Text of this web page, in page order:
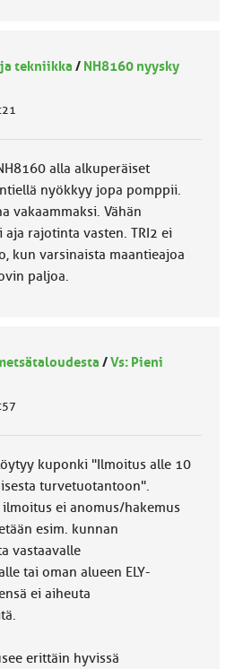
tekniikka / NH8160 nyysky
alla alkuperäiset
nyökkyy jopa pomppii.
vakaammaksi. Vähän
aja rajotinta vasten. TRI2 ei
kun varsinaista maantieajoa
paljoa.
/Vs: Pieni
kuponki "Ilmoitus alle 10
turvetuotantoon".
ilmoitus ei anomus/hakemus
esim. kunnan
vastaavalle
tai oman alueen ELY-
ei aiheuta
erittäin hyvissä